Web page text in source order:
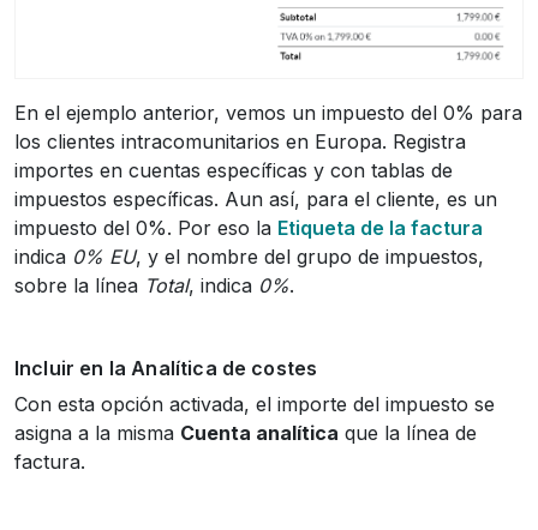
En el ejemplo anterior, vemos un impuesto del 0% para
los clientes intracomunitarios en Europa. Registra
importes en cuentas específicas y con tablas de
impuestos específicas. Aun así, para el cliente, es un
impuesto del 0%. Por eso la Etiqueta de la factura
indica 0% EU, y el nombre del grupo de impuestos,
sobre la línea Total, indica 0%.
Incluir en la Analítica de costes
Con esta opción activada, el importe del impuesto se
asigna a la misma Cuenta analítica que la línea de
factura.